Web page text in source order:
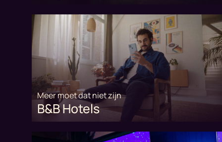
Meer moet dat niet zijn
B&B Hotels